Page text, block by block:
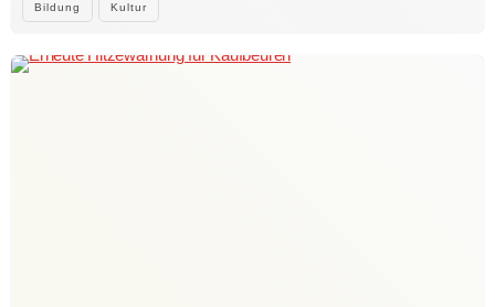
Bildung Kultur